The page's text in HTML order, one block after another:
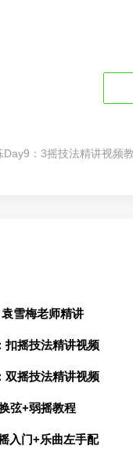
：3摇技法精讲视频
雪梅老师精讲
扣摇技法精讲视频
双摇技法精讲视频
弦+弱摇教程
入门+乐曲左手配